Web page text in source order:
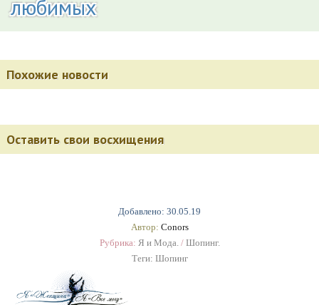
Добавлено: 30.05.19
Автор: Conors
Рубрика: Я и Мода./ Шопинг.
Теги: Шопинг
любимых
Похожие новости
Оставить свои восхищения